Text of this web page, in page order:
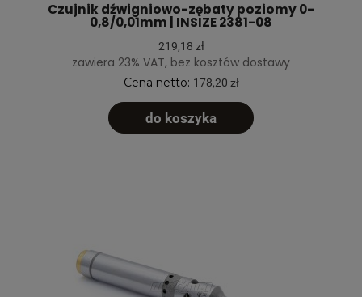
Czujnik dźwigniowo-zębaty poziomy 0-
0,8/0,01mm | INSIZE 2381-08
219,18 zł
zawiera 23% VAT, bez kosztów dostawy
Cena netto: 178,20 zł
do koszyka